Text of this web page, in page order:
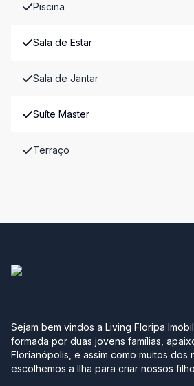
Piscina
Sala de Estar
Sala de Jantar
Suíte Master
Terraço
Sejam bem vindos a Living Floripa Imobiliária! Nossa
formada por duas jovens famílias,
Florianópolis, e assim como muitos dos
escolhemos a Ilha para criar nossos filhos. Seus